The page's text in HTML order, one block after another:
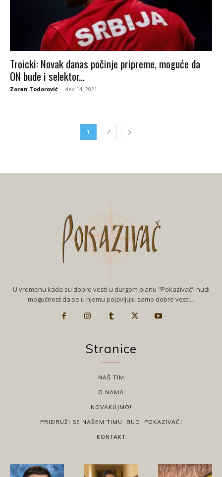
Troicki: Novak danas počinje pripreme, moguće da
ON bude i selektor...
Zoran Todorović - dec 14, 2021
1 2
U vremenu kada su dobre vesti u durgom planu "Pokazivač" nudi
mogućnost da se u njemu pojavljuju samo dobre vesti...
Stranice
NAŠ TIM
O NAMA
NOVAKUJMO!
PRIDRUŽI SE NAŠEM TIMU, BUDI POKAZIVAČ!
KONTAKT